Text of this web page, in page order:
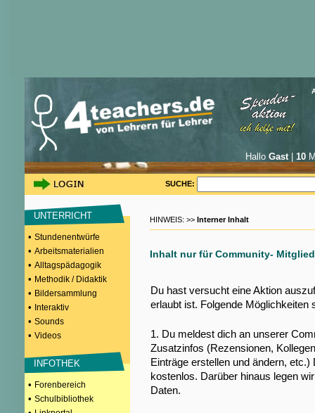
Hallo Gast| 10
SUCHE:
UNTERRICHT
• Stundenentwürfe
• Arbeitsmaterialien
• Alltagspädagogik
• Methodik / Didaktik
• Bildersammlung
• Interaktiv
• Sounds
• Videos
INFOTHEK
• Forenbereich
• Schulbibliothek
HINWEIS: >> Interner Inhalt
Inhalt nur für Community-
Du hast versucht eine Aktion
erlaubt ist. Folgende Möglichkeiten
1. Du meldest dich an unserer
Zusatzinfos (Rezensionen,
Einträge erstellen und ändern,
kostenlos. Darüber hinaus legen
Daten.